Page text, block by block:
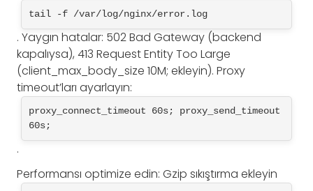
tail -f /var/log/nginx/error.log
. Yaygın hatalar: 502 Bad Gateway (backend
kapalıysa), 413 Request Entity Too Large
(client_max_body_size 10M; ekleyin). Proxy
timeout’ları ayarlayın:
proxy_connect_timeout 60s; proxy_send_timeout
60s;
.
Performansı optimize edin: Gzip sıkıştırma ekleyin